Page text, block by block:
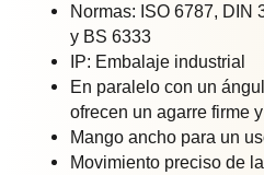
Normas: ISO 6787, DIN
y BS 6333
IP: Embalaje industrial
En paralelo con un
ofrecen un agarre firme
Mango ancho para un
Movimiento preciso de